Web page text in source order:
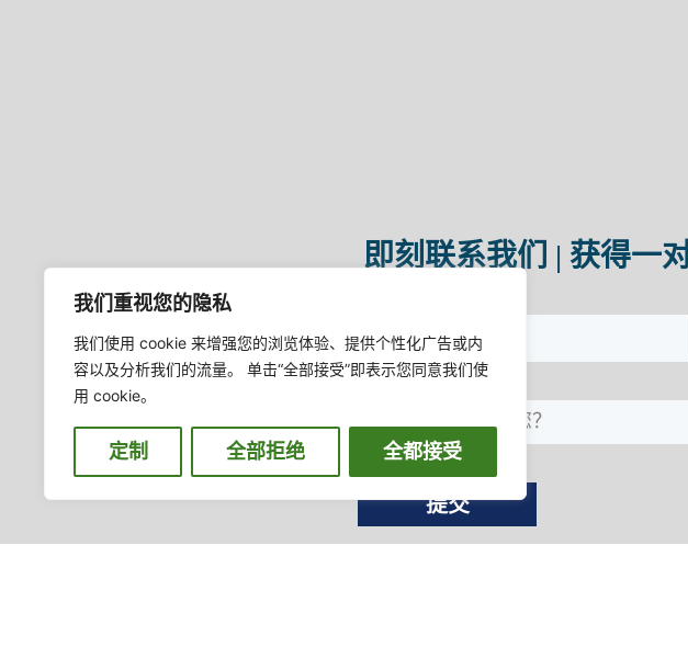
我们重视您的隐私
我们使用 cookie 来增强您的浏览体验、提供个性化广告或内
容以及分析我们的流量。 单击“全部接受”即表示您同意我们使
用 cookie。
定制 全部拒绝 全都接受
即刻联系我们 | 获得一
提交